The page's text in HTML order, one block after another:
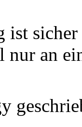
ist
nur an